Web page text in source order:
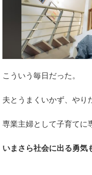
こういう毎日だった。
夫とうまくいかず、や
専業主婦として子育てに
いまさら社会に出る勇気